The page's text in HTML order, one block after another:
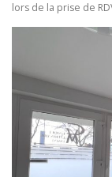
lors de la prise de